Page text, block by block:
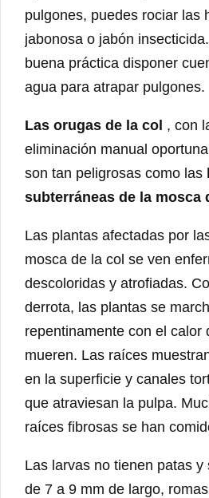
pulgones, puedes rociar las
jabonosa o jabón
buena práctica disponer
agua para atrapar pulgones.
Las orugas de la col , con
eliminación manual
son tan peligrosas como las
subterráneas de la mosca
Las plantas afectadas por
mosca de la col se ven
descoloridas y atrofiadas.
derrota, las plantas se
repentinamente con el calor
mueren. Las raíces
en la superficie y canales
que atraviesan la pulpa.
raíces fibrosas se han
Las larvas no tienen patas
de 7 a 9 mm de largo,